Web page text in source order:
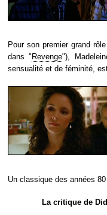
Pour son premier grand
dans " Revenge"),
sensualité et de féminité,
Un classique des années
La critique de